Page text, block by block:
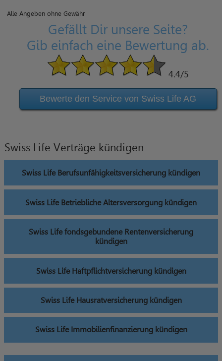
Alle Angeben ohne Gewähr
Gefällt Dir unsere Seite?
Gib einfach eine Bewertung ab.
4.4/5
Bewerte den Service von Swiss Life AG
Swiss Life Verträge kündigen
Swiss Life Berufsunfähigkeitsversicherung kündigen
Swiss Life Betriebliche Altersversorgung kündigen
Swiss Life fondsgebundene Rentenversicherung
kündigen
Swiss Life Haftpflichtversicherung kündigen
Swiss Life Hausratversicherung kündigen
Swiss Life Immobilienfinanzierung kündigen